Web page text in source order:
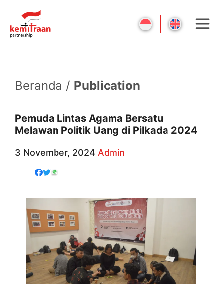
Beranda / Publication
Pemuda Lintas Agama Bersatu
Melawan Politik Uang di Pilkada 2024
3 November, 2024 Admin